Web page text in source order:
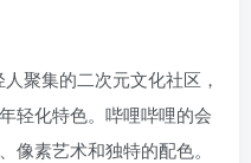
聚集的二次元文化社区，
轻化特色。哔哩哔哩的会
像素艺术和独特的配色。